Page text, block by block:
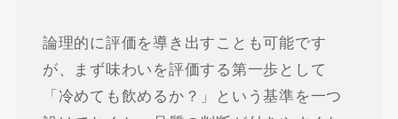
論理的に評価を導き出すことも可能です
が、まず味わいを評価する第一歩として
「冷めても飲めるか？」という基準を一つ